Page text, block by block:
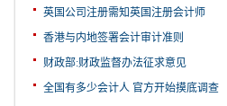
英国公司注册需知英国注册会计师
香港与内地签署会计审计准则
财政部:财政监督办法征求意见
全国有多少会计人 官方开始摸底调查